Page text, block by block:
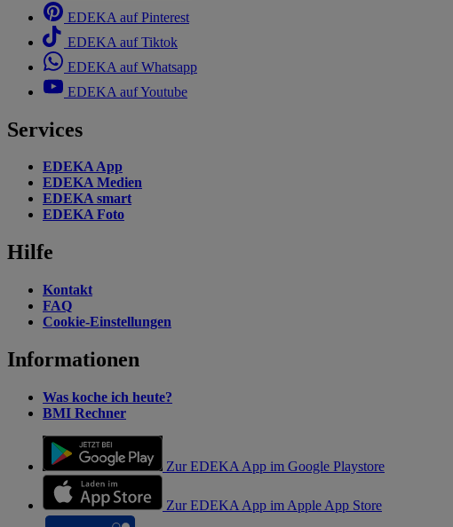
EDEKA auf Pinterest
EDEKA auf Tiktok
EDEKA auf Whatsapp
EDEKA auf Youtube
Services
EDEKA App
EDEKA Medien
EDEKA smart
EDEKA Foto
Hilfe
Kontakt
FAQ
Cookie-Einstellungen
Informationen
Was koche ich heute?
BMI Rechner
Zur EDEKA App im Google Playstore
Zur EDEKA App im Apple App Store